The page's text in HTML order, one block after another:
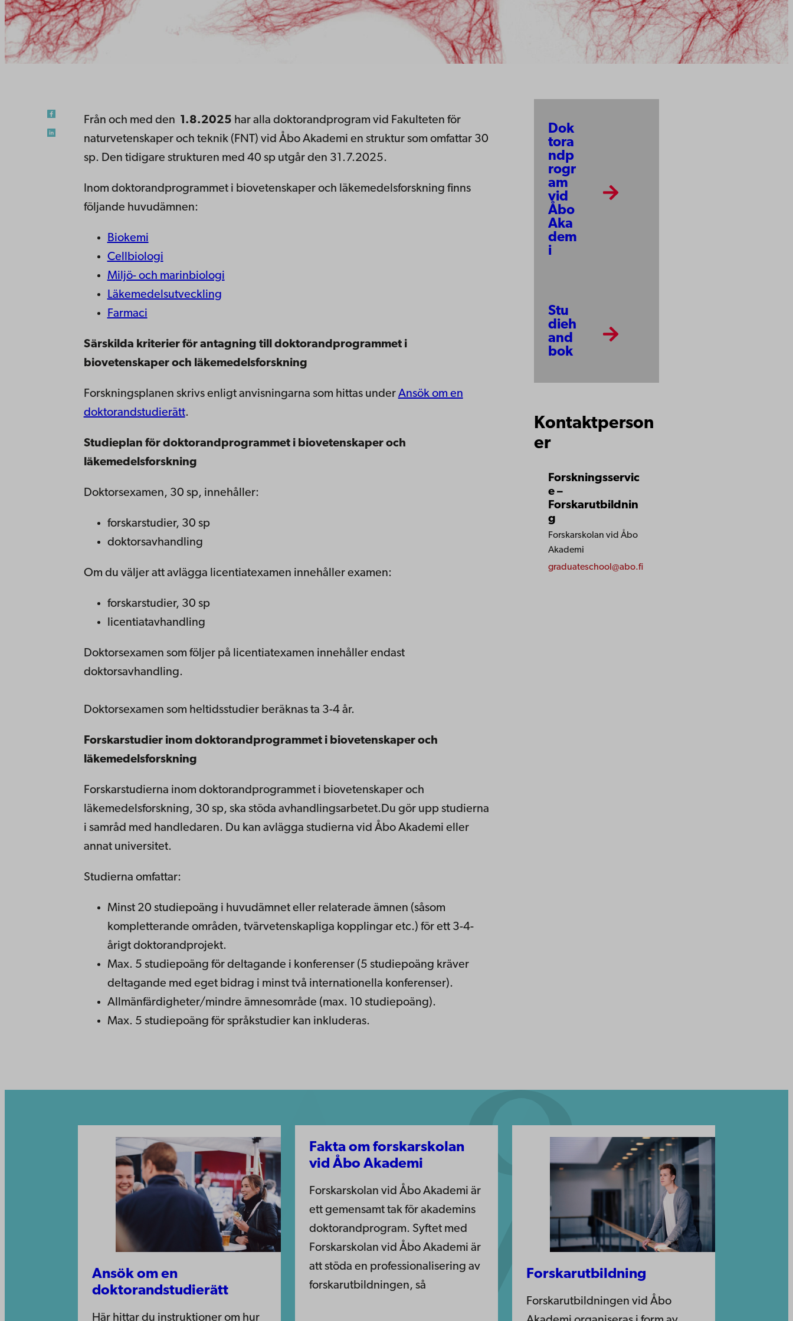
Från och med den 1.8.2025 har alla doktorandprogram vid Fakulteten för
naturvetenskaper och teknik (FNT) vid Åbo Akademi en struktur som omfattar 30
sp. Den tidigare strukturen med 40 sp utgår den 31.7.2025.
Inom doktorandprogrammet i biovetenskaper och läkemedelsforskning finns
följande huvudämnen:
Biokemi
Cellbiologi
Miljö- och marinbiologi
Läkemedelsutveckling
Farmaci
Särskilda kriterier för antagning till doktorandprogrammet i
biovetenskaper och läkemedelsforskning
Forskningsplanen skrivs enligt anvisningarna som hittas under Ansök om en
doktorandstudierätt.
Studieplan för doktorandprogrammet i biovetenskaper och
läkemedelsforskning
Doktorsexamen, 30 sp, innehåller:
forskarstudier, 30 sp
doktorsavhandling
Om du väljer att avlägga licentiatexamen innehåller examen:
forskarstudier, 30 sp
licentiatavhandling
Doktorsexamen som följer på licentiatexamen innehåller endast
doktorsavhandling.
Doktorsexamen som heltidsstudier beräknas ta 3-4 år.
Forskarstudier inom doktorandprogrammet i biovetenskaper och
läkemedelsforskning
Forskarstudierna inom doktorandprogrammet i biovetenskaper och
läkemedelsforskning, 30 sp, ska stöda avhandlingsarbetet.Du gör upp studierna
i samråd med handledaren. Du kan avlägga studierna vid Åbo Akademi eller
annat universitet.
Studierna omfattar:
Minst 20 studiepoäng i huvudämnet eller relaterade ämnen (såsom
kompletterande områden, tvärvetenskapliga kopplingar etc.) för ett 3-4-
årigt doktorandprojekt.
Max. 5 studiepoäng för deltagande i konferenser (5 studiepoäng kräver
deltagande med eget bidrag i minst två internationella konferenser).
Allmänfärdigheter/mindre ämnesområde (max. 10 studiepoäng).
Max. 5 studiepoäng för språkstudier kan inkluderas.
Dok
tora
ndp
rogr
am
vid
Åbo
Aka
dem
i
Stu
dieh
and
bok
Kontaktperson
er
Forskningsservic
e –
Forskarutbildnin
g
Forskarskolan vid Åbo
Akademi
graduateschool@abo.fi
Ansök om en
doktorandstudierätt
Här hittar du instruktioner om hur
Fakta om forskarskolan
vid Åbo Akademi
Forskarskolan vid Åbo Akademi är
ett gemensamt tak för akademins
doktorandprogram. Syftet med
Forskarskolan vid Åbo Akademi är
att stöda en professionalisering av
forskarutbildningen, så
Forskarutbildning
Forskarutbildningen vid Åbo